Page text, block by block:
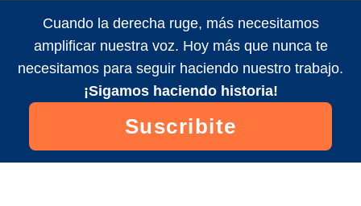
Cuando la derecha ruge, más necesitamos
amplificar nuestra voz. Hoy más que nunca te
necesitamos para seguir haciendo nuestro trabajo.
¡Sigamos haciendo historia!
Suscribite